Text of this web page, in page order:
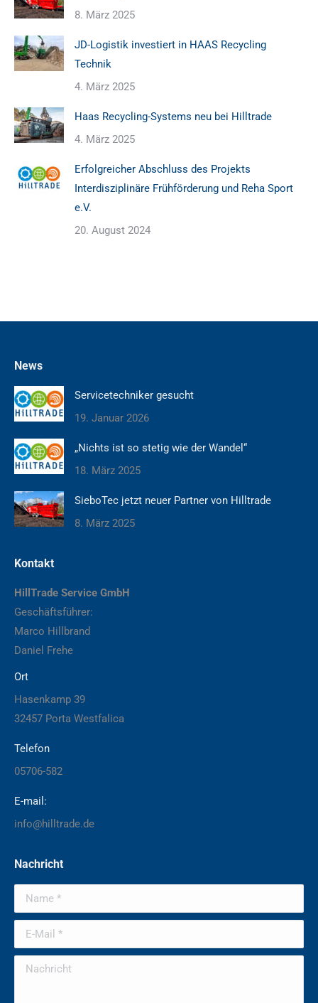
8. März 2025
JD-Logistik investiert in HAAS Recycling
Technik
4. März 2025
Haas Recycling-Systems neu bei Hilltrade
4. März 2025
Erfolgreicher Abschluss des Projekts
Interdisziplinäre Frühförderung und Reha Sport
e.V.
20. August 2024
News
Servicetechniker gesucht
19. Januar 2026
„Nichts ist so stetig wie der Wandel“
18. März 2025
SieboTec jetzt neuer Partner von Hilltrade
8. März 2025
Kontakt
HillTrade Service GmbH
Geschäftsführer:
Marco Hillbrand
Daniel Frehe
Ort
Hasenkamp 39
32457 Porta Westfalica
Telefon
05706-582
E-mail:
info@hilltrade.de
Nachricht
Name *
E-Mail *
Nachricht